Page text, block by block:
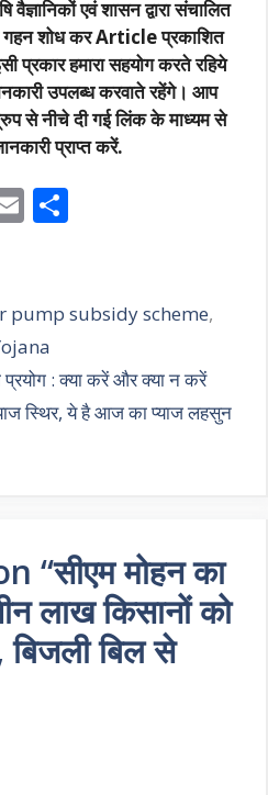
वैज्ञानिकों एवं शासन द्वारा संचालित
गहन शोध कर Article प्रकाशित
प्रकार हमारा सहयोग करते रहिये
उपलब्ध करवाते रहेंगे। आप
से नीचे दी गई लिंक के माध्यम से
प्राप्त करें.
E
l e
pump subsidy scheme,
: क्या करें और क्या न करें
स्थिर, ये है आज का प्याज लहसुन
मोहन का
लाख किसानों को
बिजली बिल से